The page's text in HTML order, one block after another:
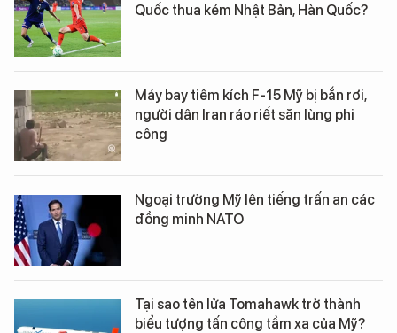
Quốc thua kém Nhật Bản, Hàn Quốc?
Máy bay tiêm kích F-15 Mỹ bị bắn rơi,
người dân Iran ráo riết săn lùng phi
công
Ngoại trưởng Mỹ lên tiếng trấn an các
đồng minh NATO
Tại sao tên lửa Tomahawk trở thành
biểu tượng tấn công tầm xa của Mỹ?